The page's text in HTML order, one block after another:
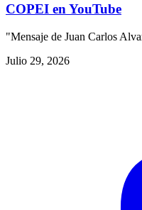
COPEI en YouTube
"Mensaje de Juan Carlos
Julio 29, 2026